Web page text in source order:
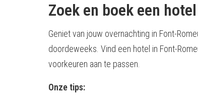
Zoek en boek een
Geniet van jouw overnachting in Font-
doordeweeks. Vind een hotel in Font-
voorkeuren aan te passen.
Onze tips: